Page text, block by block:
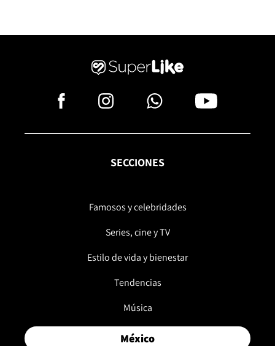
SECCIONES
Famosos y celebridades
Series, cine y TV
Estilo de vida y bienestar
Tendencias
Música
México